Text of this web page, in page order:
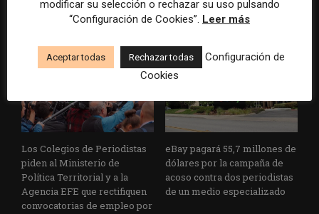
humano en la redacción
análisis
Los Colegios de Periodistas
piden al Ministerio de
Política Territorial y a la
Agencia EFE que rectifiquen
convocatorias de empleo por
eBay pagará 55,7 millones de
dólares por la campaña de
acoso contra dos periodistas
de un medio especializado
modificar su selección o rechazar su uso pulsando
“Configuración de Cookies”. Leer más
Aceptar todas Rechazar todas
Configuración de
Cookies